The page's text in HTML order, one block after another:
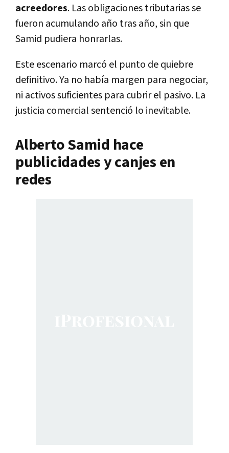
acreedores. Las obligaciones tributarias se
fueron acumulando año tras año, sin que
Samid pudiera honrarlas.
Este escenario marcó el punto de quiebre
definitivo. Ya no había margen para negociar,
ni activos suficientes para cubrir el pasivo. La
justicia comercial sentenció lo inevitable.
Alberto Samid hace
publicidades y canjes en
redes